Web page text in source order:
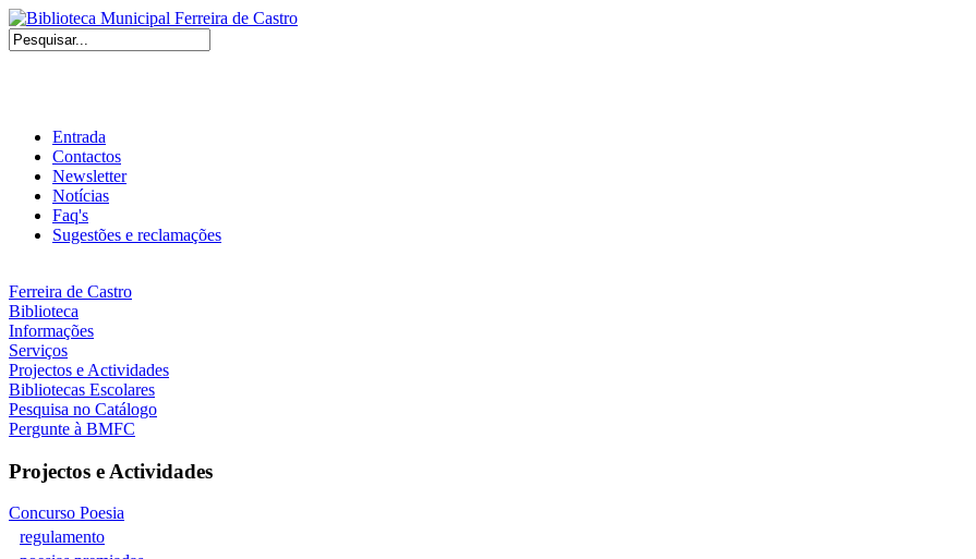
Entrada
Contactos
Newsletter
Notícias
Faq's
Sugestões e reclamações
Ferreira de Castro
Biblioteca
Informações
Serviços
Projectos e Actividades
Bibliotecas Escolares
Pesquisa no Catálogo
Pergunte à BMFC
Projectos e Actividades
Concurso Poesia
regulamento